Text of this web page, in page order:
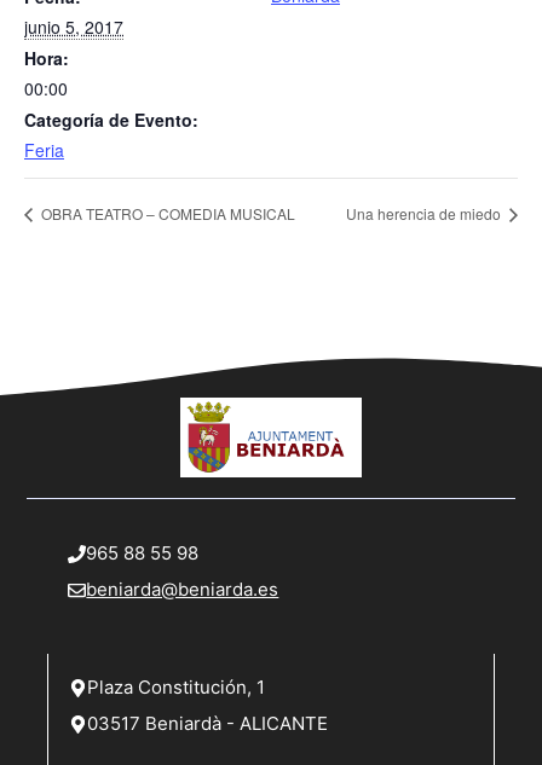
junio 5, 2017
Hora:
00:00
Categoría de Evento:
Feria
OBRA TEATRO – COMEDIA MUSICAL Una herencia de miedo
965 88 55 98
beniarda@beniarda.es
Plaza Constitución, 1
03517 Beniardà - ALICANTE